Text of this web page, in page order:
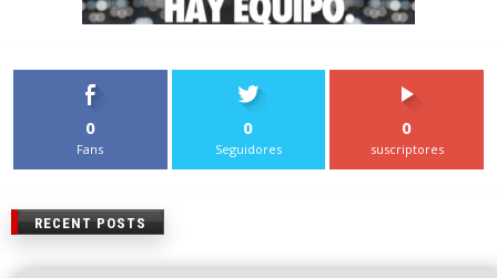
0
Fans
0
Seguidores
0
suscriptores
RECENT POSTS